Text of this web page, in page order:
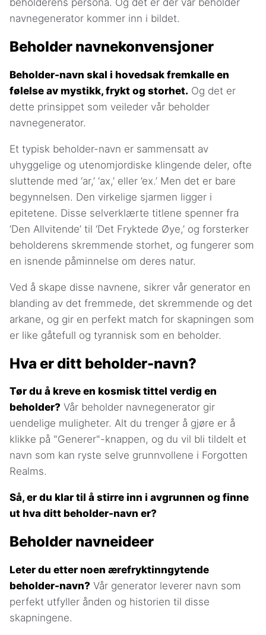
navnegenerator kommer inn i bildet.
Beholder navnekonvensjoner
Beholder-navn skal i hovedsak fremkalle en
følelse av mystikk, frykt og storhet. Og det er
dette prinsippet som veileder vår beholder
navnegenerator.
Et typisk beholder-navn er sammensatt av
uhyggelige og utenomjordiske klingende deler, ofte
sluttende med ‘ar,’ ‘ax,’ eller ’ex.’ Men det er bare
begynnelsen. Den virkelige sjarmen ligger i
epitetene. Disse selverklærte titlene spenner fra
‘Den Allvitende’ til ‘Det Fryktede Øye,’ og forsterker
beholderens skremmende storhet, og fungerer som
en isnende påminnelse om deres natur.
Ved å skape disse navnene, sikrer vår generator en
blanding av det fremmede, det skremmende og det
arkane, og gir en perfekt match for skapningen som
er like gåtefull og tyrannisk som en beholder.
Hva er ditt beholder-navn?
Tør du å kreve en kosmisk tittel verdig en
beholder? Vår beholder navnegenerator gir
uendelige muligheter. Alt du trenger å gjøre er å
klikke på "Generer"-knappen, og du vil bli tildelt et
navn som kan ryste selve grunnvollene i Forgotten
Realms.
Så, er du klar til å stirre inn i avgrunnen og finne
ut hva ditt beholder-navn er?
Beholder navneideer
Leter du etter noen ærefryktinngytende
beholder-navn? Vår generator leverer navn som
perfekt utfyller ånden og historien til disse
skapningene.